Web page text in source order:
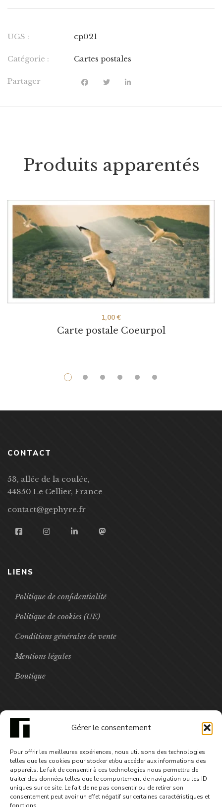
Gérer le consentement
Pour offrir les meilleures expériences, nous utilisons des technologies
telles que les cookies pour stocker et/ou accéder aux informations des
appareils. Le fait de consentir à ces technologies nous permettra de
traiter des données telles que le comportement de navigation ou les ID
uniques sur ce site. Le fait de ne pas consentir ou de retirer son
consentement peut avoir un effet négatif sur certaines caractéristiques et
UGS : cp021
Catégorie : Cartes postales
Partager
Produits apparentés
Carte postale Coeurpol
1,00€
CONTACT
53, allée de la coulée,
44850 Le Cellier, France
contact@gephyre.fr
LIENS
Politique de confidentialité
Politique de cookies (UE)
Conditions générales de vente
Mentions légales
Boutique
16,00€